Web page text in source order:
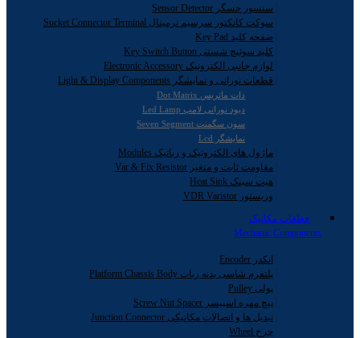
سنسور حسگر Sensor Detector
سوکت کانکتور سرسیم ترمینال Sucket Connector Terminal
صفحه کلید Key Pad
کلید سوئیچ شستی Key Switch Button
لوازم جانبی الکترونیک Electronic Accessory
قطعات نورانی و نمایشگر Light & Display Components
دات ماتریس Dot Matrix
دیود نورانی لامپ Led Lamp
سون سگمنت Seven Segment
نمایشگر Lcd
ماژول های الکترونیک و رباتیک Modules
مقاومت ثابت و متغیر Var & Fix Resistor
هیت سینک Heat Sink
وریستور VDR Varistor
قطعات مکانیک
Mechanic Components
انکدر Encoder
پلتفرم شاسی بدنه ربات Platform Chassis Body
پولی Pulley
پیچ مهره اسپیسر Screw Nut Spacer
تبدیل ها و اتصالات مکانیکی Junction Connector
چرخ Wheel